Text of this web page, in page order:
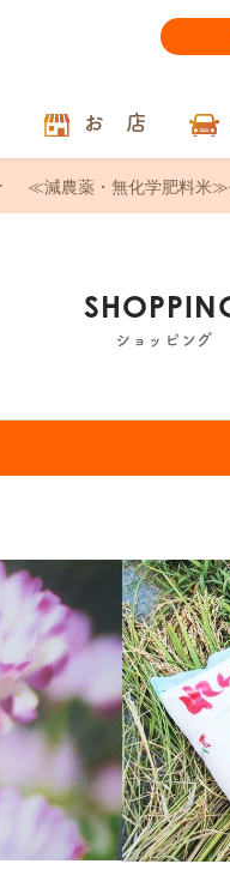
お 店
≪減農薬・無化学肥料米
ショッピング